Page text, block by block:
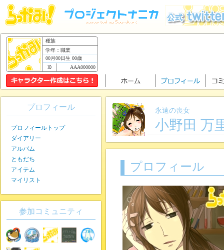
種族
学年：職業
00月00日生 00歳
AAA000000
永遠の喪女
小野田 万
プロフィール
プロフィール
プロフィールトップ
ダイアリー
アルバム
ともだち
アイテム
マイリスト
参加コミュニティ